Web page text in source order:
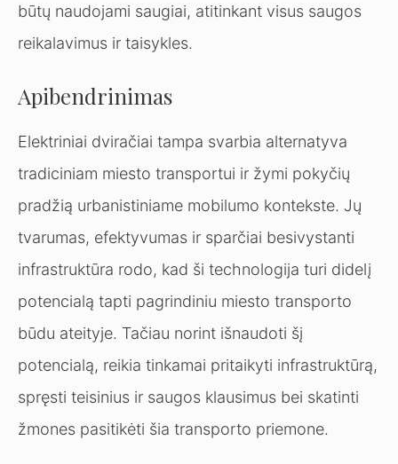
būtų naudojami saugiai, atitinkant visus saugos
reikalavimus ir taisykles.
Apibendrinimas
Elektriniai dviračiai tampa svarbia alternatyva
tradiciniam miesto transportui ir žymi pokyčių
pradžią urbanistiniame mobilumo kontekste. Jų
tvarumas, efektyvumas ir sparčiai besivystanti
infrastruktūra rodo, kad ši technologija turi didelį
potencialą tapti pagrindiniu miesto transporto
būdu ateityje. Tačiau norint išnaudoti šį
potencialą, reikia tinkamai pritaikyti infrastruktūrą,
spręsti teisinius ir saugos klausimus bei skatinti
žmones pasitikėti šia transporto priemone.